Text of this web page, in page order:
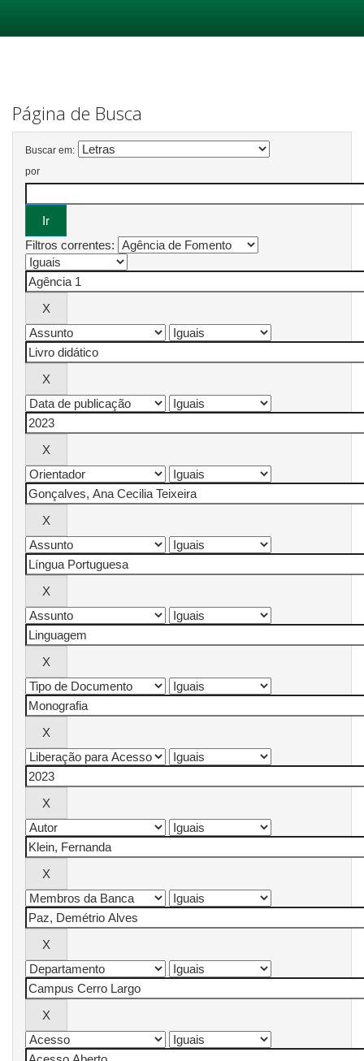
Página de Busca
Buscar em:
por
Filtros correntes: